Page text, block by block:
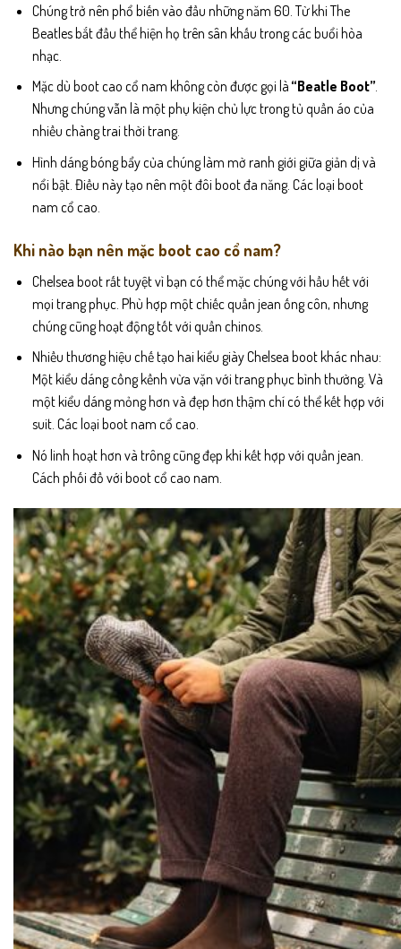
Chúng trở nên phổ biến vào đầu những năm 60. Từ khi The
Beatles bắt đầu thể hiện họ trên sân khấu trong các buổi hòa
nhạc.
Mặc dù boot cao cổ nam không còn được gọi là “Beatle Boot”.
Nhưng chúng vẫn là một phụ kiện chủ lực trong tủ quần áo của
nhiều chàng trai thời trang.
Hình dáng bóng bẩy của chúng làm mờ ranh giới giữa giản dị và
nổi bật. Điều này tạo nên một đôi boot đa năng. Các loại boot
nam cổ cao.
Khi nào bạn nên mặc boot cao cổ nam?
Chelsea boot rất tuyệt vì bạn có thể mặc chúng với hầu hết với
mọi trang phục. Phù hợp một chiếc quần jean ống côn, nhưng
chúng cũng hoạt động tốt với quần chinos.
Nhiều thương hiệu chế tạo hai kiểu giày Chelsea boot khác nhau:
Một kiểu dáng cồng kềnh vừa vặn với trang phục bình thường. Và
một kiểu dáng mỏng hơn và đẹp hơn thậm chí có thể kết hợp với
suit. Các loại boot nam cổ cao.
Nó linh hoạt hơn và trông cũng đẹp khi kết hợp với quần jean.
Cách phối đồ với boot cổ cao nam.